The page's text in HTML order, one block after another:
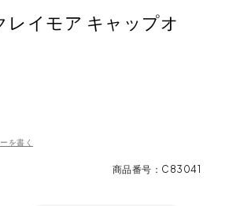
レイモア キャップオ
を書く
商品番号 C83041